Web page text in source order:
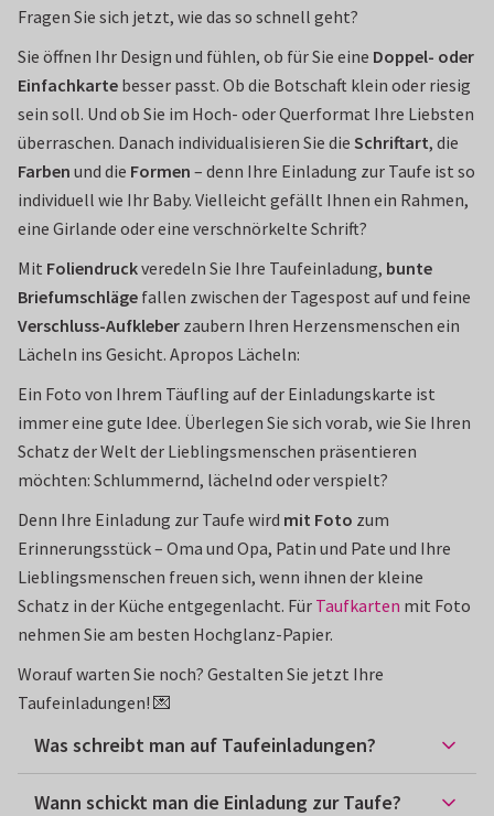
Fragen Sie sich jetzt, wie das so schnell geht?
Sie öffnen Ihr Design und fühlen, ob für Sie eine Doppel- oder
Einfachkarte besser passt. Ob die Botschaft klein oder riesig
sein soll. Und ob Sie im Hoch- oder Querformat Ihre Liebsten
überraschen. Danach individualisieren Sie die Schriftart, die
Farben und die Formen – denn Ihre Einladung zur Taufe ist so
individuell wie Ihr Baby. Vielleicht gefällt Ihnen ein Rahmen,
eine Girlande oder eine verschnörkelte Schrift?
Mit Foliendruckveredeln Sie Ihre Taufeinladung, bunte
Briefumschläge fallen zwischen der Tagespost auf und feine
Verschluss-Aufkleber zaubern Ihren Herzensmenschen ein
Lächeln ins Gesicht. Apropos Lächeln:
Ein Foto von Ihrem Täufling auf der Einladungskarte ist
immer eine gute Idee. Überlegen Sie sich vorab, wie Sie Ihren
Schatz der Welt der Lieblingsmenschen präsentieren
möchten: Schlummernd, lächelnd oder verspielt?
Denn Ihre Einladung zur Taufe wird mit Foto zum
Erinnerungsstück – Oma und Opa, Patin und Pate und Ihre
Lieblingsmenschen freuen sich, wenn ihnen der kleine
Schatz in der Küche entgegenlacht. Für Taufkarten mit Foto
nehmen Sie am besten Hochglanz-Papier.
Worauf warten Sie noch? Gestalten Sie jetzt Ihre
Taufeinladungen! 💌
Was schreibt man auf Taufeinladungen?
Wann schickt man die Einladung zur Taufe?